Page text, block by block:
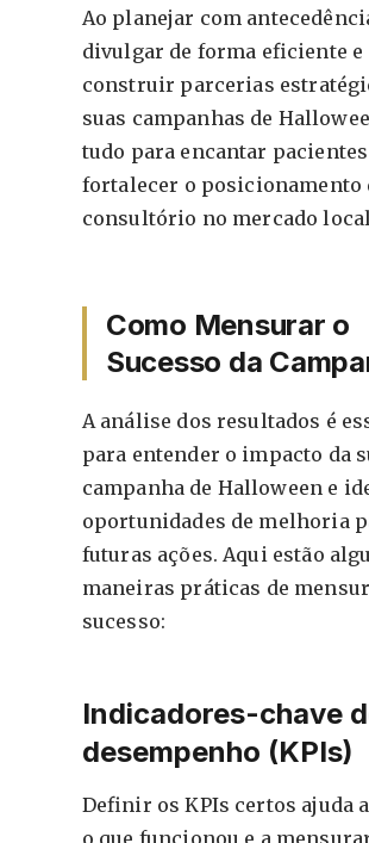
Ao planejar com
divulgar de forma eficiente e
construir parcerias
suas campanhas de
tudo para encantar pacientes
fortalecer o posicionamento
consultório no mercado
Como Mensurar o
Sucesso da
A análise dos resultados é
para entender o impacto da
campanha de Halloween e
oportunidades de melhoria
futuras ações. Aqui estão
maneiras práticas de
sucesso:
Indicadores-chave
desempenho (KPIs)
Definir os KPIs certos ajuda